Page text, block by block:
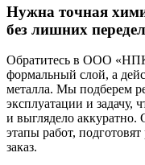
Нужна точная
без лишних
Обратитесь в ООО
формальный слой, а
металла. Мы подберем
эксплуатации и задачу,
и выглядело
этапы работ,
заказ.